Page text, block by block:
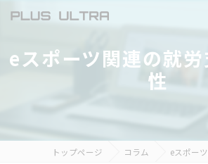
eスポーツ関連の就
性
トップページ コラム eスポー